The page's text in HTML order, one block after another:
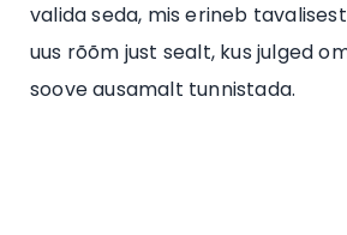
valida seda, mis erineb
uus rõõm just sealt, kus julged
soove ausamalt tunnistada.